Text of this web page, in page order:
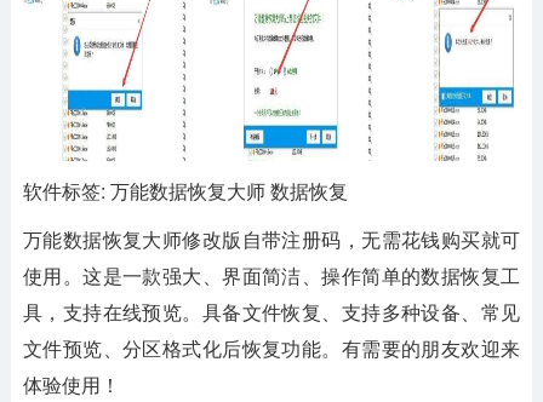
软件标签: 万能数据恢复大师 数据恢复
万能数据恢复大师修改版 自带注册码，无需花钱购买就可
使用。这是一款强大、界面简洁、操作简单的数据恢复工
具，支持在线预览。具备文件恢复、支持多种设备、常见
文件预览、分区格式化后恢复功能。有需要的朋友欢迎来
体验使用！